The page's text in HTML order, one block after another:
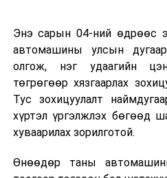
Энэ сарын 04-ний өдрөөс
автомашины улсын
олгож, нэг удаагийн
төгрөгөөр хязгаарлах
Тус зохицуулалт
хүртэл үргэлжлэх бөгөөд
хуваарилах зорилготой.
Өнөөдөр таны